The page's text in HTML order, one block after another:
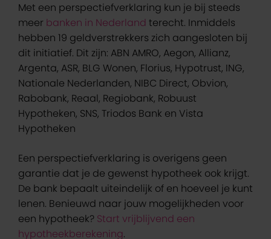
Met een perspectiefverklaring kun je bij steeds
meer banken in Nederland terecht. Inmiddels
hebben 19 geldverstrekkers zich aangesloten bij
dit initiatief. Dit zijn: ABN AMRO, Aegon, Allianz,
Argenta, ASR, BLG Wonen, Florius, Hypotrust, ING,
Nationale Nederlanden, NIBC Direct, Obvion,
Rabobank, Reaal, Regiobank, Robuust
Hypotheken, SNS, Triodos Bank en Vista
Hypotheken
Een perspectiefverklaring is overigens geen
garantie dat je de gewenst hypotheek ook krijgt.
De bank bepaalt uiteindelijk of en hoeveel je kunt
lenen. Benieuwd naar jouw mogelijkheden voor
een hypotheek? Start vrijblijvend een
hypotheekberekening.